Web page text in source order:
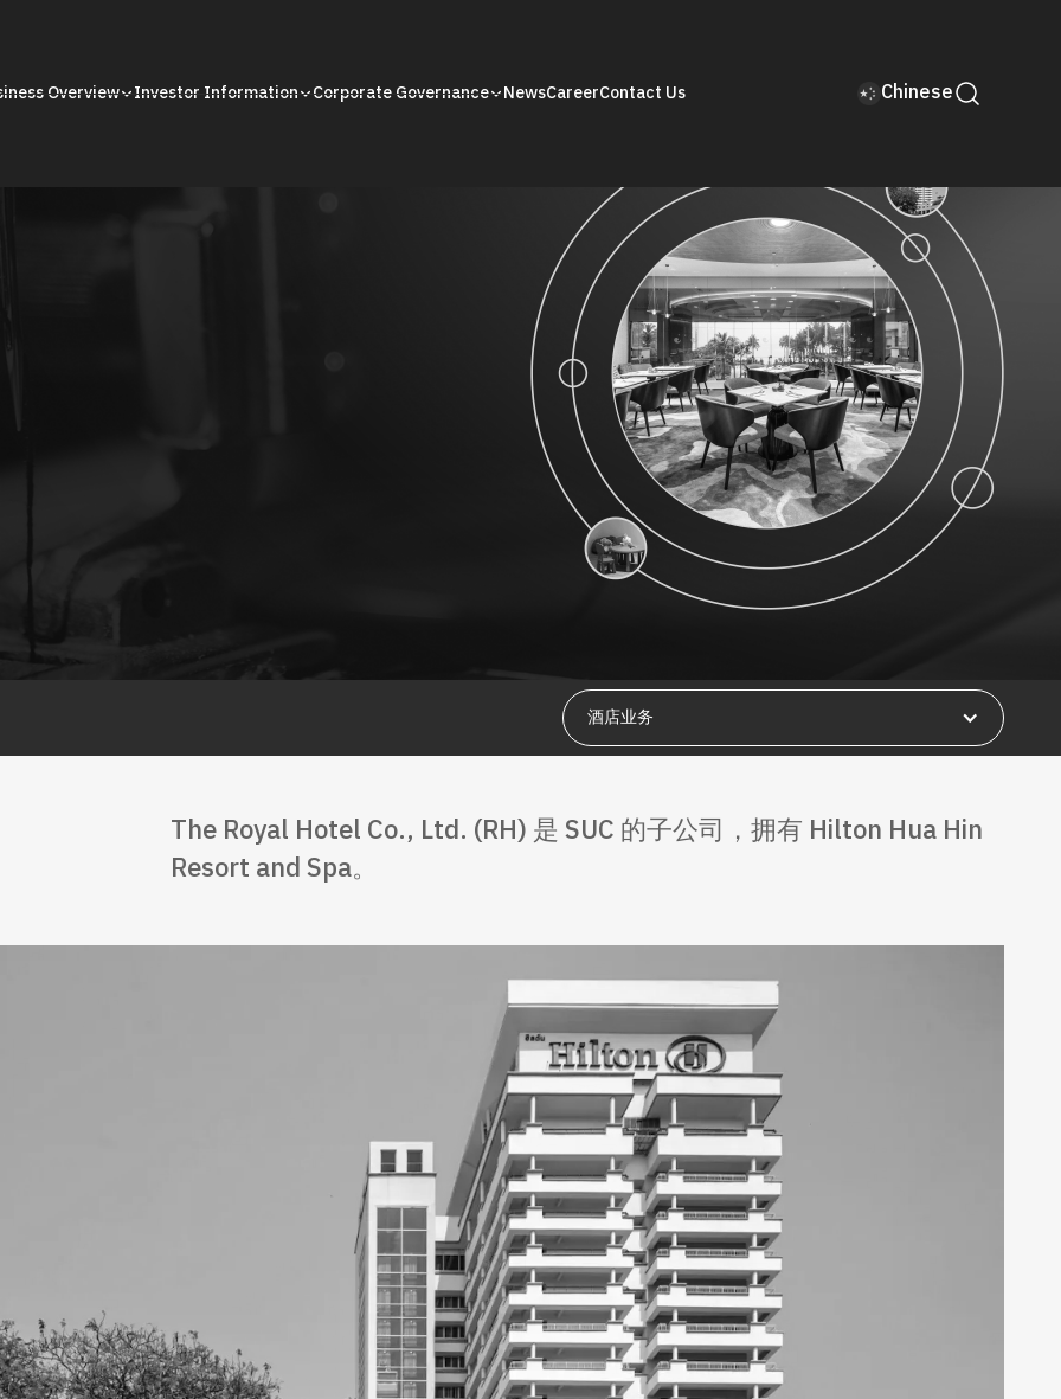
Overview Investor Information Corporate Governance NewsCareerContact Us Chinese
酒店业务
The Royal Hotel Co., Ltd. (RH) 是 SUC 的子公司，拥有 Hilton Hua Hin
Resort and Spa。